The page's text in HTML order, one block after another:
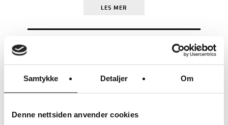
Samtykke Detaljer Om
Denne nettsiden anvender cookies
LES MER
RM MULTITINKER VESKER 2 X
42 LITER (H)
KR3.250